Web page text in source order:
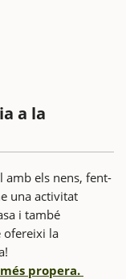
a la
amb els nens, fent-
una activitat
i també
ofereixi la
propera.